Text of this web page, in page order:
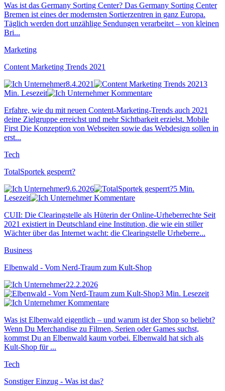
Was ist das Germany Sorting Center? Das Germany Sorting Center
Bremen ist eines der modernsten Sortierzentren in ganz Europa.
Täglich werden dort unzählige Sendungen verarbeitet – von kleinen
Bri...
Marketing
Content Marketing Trends 2021
8.4.2021
3
Min. Lesezeit
Kommentare
Erfahre, wie du mit neuen Content-Marketing-Trends auch 2021
deine Zielgruppe erreichst und mehr Sichtbarkeit erzielst. Mobile
First Die Konzeption von Webseiten sowie das Webdesign sollen in
erst...
Tech
TotalSportek gesperrt?
9.6.2026
5 Min.
Lesezeit
Kommentare
CUII: Die Clearingstelle als Hüterin der Online-Urheberrechte Seit
2021 existiert in Deutschland eine Institution, die wie ein stiller
Wächter über das Internet wacht: die Clearingstelle Urheberre...
Business
Elbenwald - Vom Nerd-Traum zum Kult-Shop
22.2.2026
3 Min. Lesezeit
Kommentare
Was ist Elbenwald eigentlich – und warum ist der Shop so beliebt?
Wenn Du Merchandise zu Filmen, Serien oder Games suchst,
kommst Du an Elbenwald kaum vorbei. Elbenwald hat sich als
Kult-Shop für ...
Tech
Sonstiger Einzug - Was ist das?